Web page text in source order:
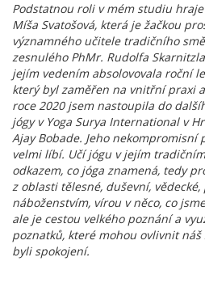
Podstatnou roli v mém studiu
Míša Svatošová, která je žačkou
významného učitele tradičního
zesnulého PhMr. Rudolfa
jejím vedením absolovovala roční
který byl zaměřen na vnitřní praxi
roce 2020 jsem nastoupila do
jógy v Yoga Surya International v
Ajay Bobade. Jeho
velmi líbí. Učí jógu v jejím
odkazem, co jóga znamená, tedy
z oblasti tělesné, duševní,
náboženstvím, vírou v něco, co
ale je cestou velkého poznání a
poznatků, které mohou ovlivnit
byli spokojení.